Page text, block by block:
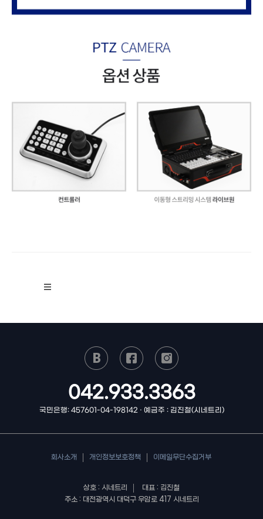
042.933.3363
국민은행: 457601-04-198142 · 예금주 : 김진철(시네트리)
회사소개 개인정보보호정책 이메일무단수집거부
상호 : 시네트리
대표 : 김진철
주소 : 대전광역시 대덕구 우암로 417 시네트리